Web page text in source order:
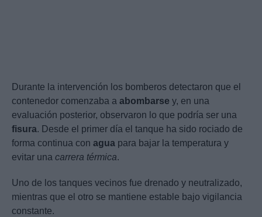
Durante la intervención los bomberos detectaron que el
contenedor comenzaba a abombarse y, en una
evaluación posterior, observaron lo que podría ser una
fisura. Desde el primer día el tanque ha sido rociado de
forma continua con agua para bajar la temperatura y
evitar una carrera térmica.
Uno de los tanques vecinos fue drenado y neutralizado,
mientras que el otro se mantiene estable bajo vigilancia
constante.